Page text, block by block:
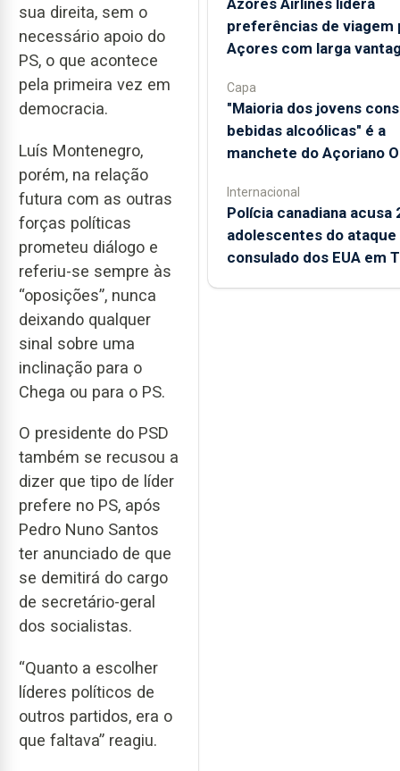
sua direita, sem o
necessário apoio do
PS, o que acontece
pela primeira vez em
democracia.
Luís Montenegro,
porém, na relação
futura com as outras
forças políticas
prometeu diálogo e
referiu-se sempre às
“oposições”, nunca
deixando qualquer
sinal sobre uma
inclinação para o
Chega ou para o PS.
O presidente do PSD
também se recusou a
dizer que tipo de líder
prefere no PS, após
Pedro Nuno Santos
ter anunciado de que
se demitirá do cargo
de secretário-geral
dos socialistas.
“Quanto a escolher
líderes políticos de
outros partidos, era o
que faltava” reagiu.
preferências de viagem
Açores com larga
Capa
"Maioria dos jovens
bebidas alcoólicas" é a
manchete do Açoriano
Internacional
Polícia canadiana acusa
adolescentes do ataque
consulado dos EUA em